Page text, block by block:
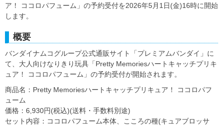
ア！ ココロパフューム」の予約受付を2026年5月1日(金)16時に開始
します。
概要
バンダイナムコグループ公式通販サイト「プレミアムバンダイ」に
て、大人向けなりきり玩具「Pretty Memoriesハートキャッチプリキ
ュア！ ココロパフューム」の予約受付が開始されます。
商品名：Pretty Memoriesハートキャッチプリキュア！ ココロパフ
ューム
価格：6,930円(税込)(送料・手数料別途)
セット内容：ココロパフューム本体、こころの種(キュアブロッサ